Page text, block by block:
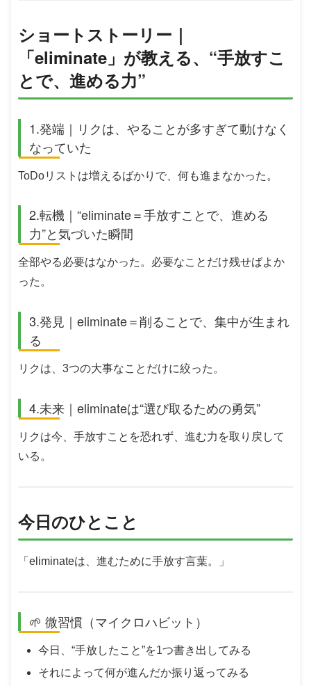
ショートストーリー｜
「eliminate」が教える、“手放すこ
とで、進める力”
1.発端｜リクは、やることが多すぎて動けなく
なっていた
ToDoリストは増えるばかりで、何も進まなかった。
2.転機｜“eliminate＝手放すことで、進める
力”と気づいた瞬間
全部やる必要はなかった。必要なことだけ残せばよか
った。
3.発見｜eliminate＝削ることで、集中が生まれ
る
リクは、3つの大事なことだけに絞った。
4.未来｜eliminateは“選び取るための勇気”
リクは今、手放すことを恐れず、進む力を取り戻して
いる。
今日のひとこと
「eliminateは、進むために手放す言葉。」
🌱 微習慣（マイクロハビット）
今日、“手放したこと”を1つ書き出してみる
それによって何が進んだか振り返ってみる